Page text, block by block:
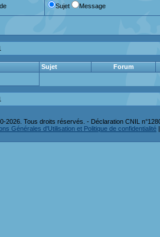
Sujet Message
Sujet
Forum
2026. Tous droits réservés. - Déclaration CNIL
Générales d'Utilisation et Politique de confidentialité